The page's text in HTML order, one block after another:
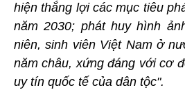
hiện thắng lợi các mục tiêu
năm 2030; phát huy hình
niên, sinh viên Việt Nam ở
năm châu, xứng đáng với cơ
uy tín quốc tế của dân tộc".